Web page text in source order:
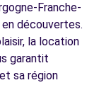
Franche-
découvertes.
la location
garantit
sa région